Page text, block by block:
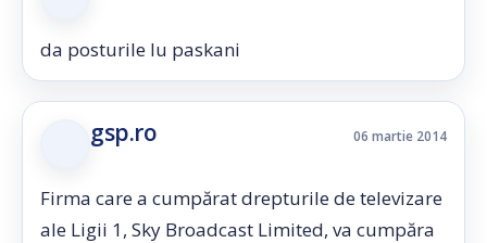
da posturile lu paskani
gsp.ro 06 martie 2014
Firma care a cumpărat drepturile de televizare
ale Ligii 1, Sky Broadcast Limited, va cumpăra